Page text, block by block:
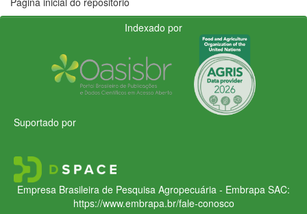
Indexado por
Suportado por
Empresa Brasileira de Pesquisa Agropecuária - Embrapa SAC:
https://www.embrapa.br/fale-conosco